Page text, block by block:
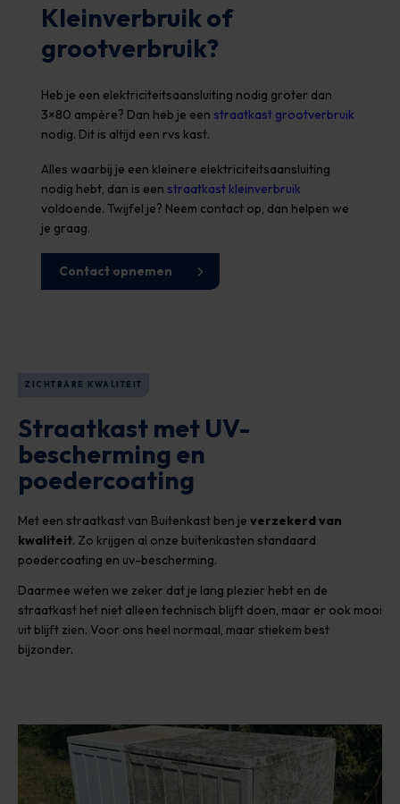
Kleinverbruik of
grootverbruik?
Heb je een elektriciteitsaansluiting nodig groter dan
3×80 ampère? Dan heb je een straatkast grootverbruik
nodig. Dit is altijd een rvs kast.
Alles waarbij je een kleinere elektriciteitsaansluiting
nodig hebt, dan is een straatkast kleinverbruik
voldoende. Twijfel je? Neem contact op, dan helpen we
je graag.
Contact opnemen
Straatkast met UV-
bescherming en
poedercoating
ZICHTBARE KWALITEIT
Met een straatkast van Buitenkast ben je verzekerd van
kwaliteit. Zo krijgen al onze buitenkasten standaard
poedercoating en uv-bescherming.
Daarmee weten we zeker dat je lang plezier hebt en de
straatkast het niet alleen technisch blijft doen, maar er ook mooi
uit blijft zien. Voor ons heel normaal, maar stiekem best
bijzonder.